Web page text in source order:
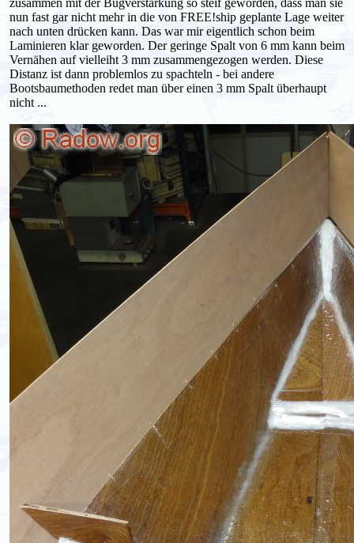
nun fast gar nicht mehr in die von FREE!ship geplante Lage weiter
nach unten drücken kann. Das war mir eigentlich schon beim
Laminieren klar geworden. Der geringe Spalt von 6 mm kann beim
Vernähen auf vielleiht 3 mm zusammengezogen werden. Diese
Distanz ist dann problemlos zu spachteln - bei andere
Bootsbaumethoden redet man über einen 3 mm Spalt überhaupt
nicht ...